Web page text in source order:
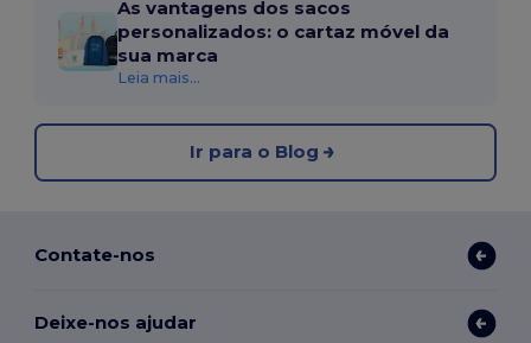
As vantagens dos sacos
personalizados: o cartaz móvel da
sua marca
Leia mais...
Ir para o Blog
Contate-nos
Deixe-nos ajudar